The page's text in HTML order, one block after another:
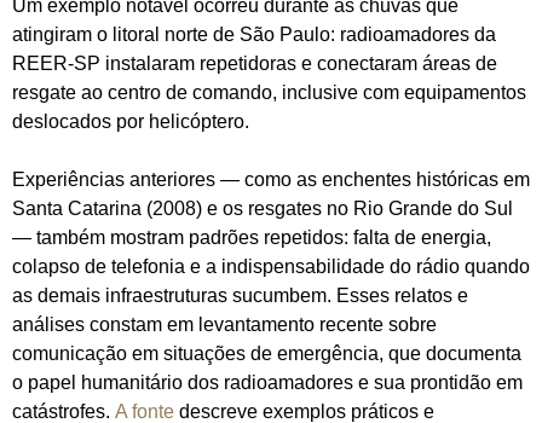
Um exemplo notável ocorreu durante as chuvas que
atingiram o litoral norte de São Paulo: radioamadores da
REER-SP instalaram repetidoras e conectaram áreas de
resgate ao centro de comando, inclusive com equipamentos
deslocados por helicóptero.
Experiências anteriores — como as enchentes históricas em
Santa Catarina (2008) e os resgates no Rio Grande do Sul
— também mostram padrões repetidos: falta de energia,
colapso de telefonia e a indispensabilidade do rádio quando
as demais infraestruturas sucumbem. Esses relatos e
análises constam em levantamento recente sobre
comunicação em situações de emergência, que documenta
o papel humanitário dos radioamadores e sua prontidão em
catástrofes. A fonte descreve exemplos práticos e